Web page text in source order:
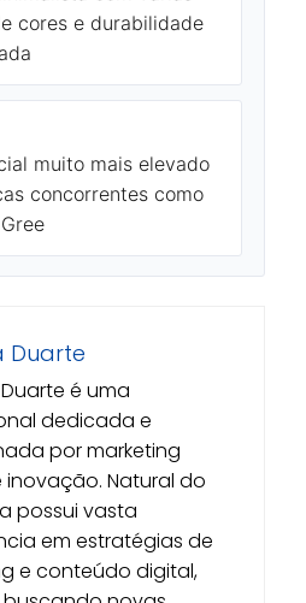
cores e durabilidade
muito mais elevado
concorrentes como
Duarte
é uma
dedicada e
por marketing
inovação. Natural do
possui vasta
em estratégias de
e conteúdo digital,